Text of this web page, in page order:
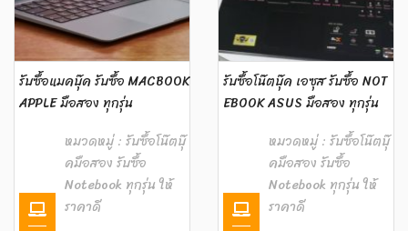
รับซื้อแมคบุ๊ค รับซื้อ MACBOOK
APPLE มือสอง ทุกรุ่น
หมวดหมู่ : รับซื้อโน๊ตบุ๊
คมือสอง รับซื้อ
Notebook ทุกรุ่น ให้
ราคาดี
รับซื้อโน๊ตบุ๊ค เอซุส รับซื้อ NOT
EBOOK ASUS มือสอง ทุกรุ่น
หมวดหมู่ : รับซื้อโน๊ตบุ๊
คมือสอง รับซื้อ
Notebook ทุกรุ่น ให้
ราคาดี